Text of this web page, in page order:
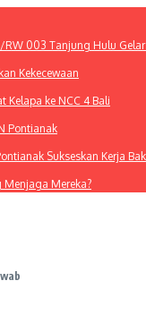
003 Tanjung Hulu
Kekecewaan
Kelapa ke NCC 4 Bali
Pontianak
Sukseskan Kerja
Menjaga Mereka?